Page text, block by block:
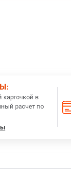
в
расчет по